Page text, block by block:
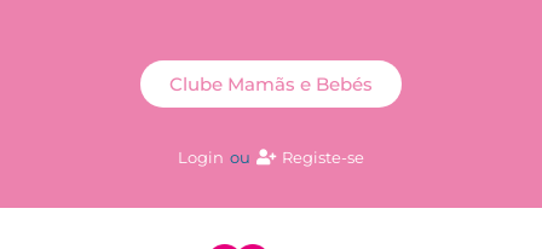
Login ou Registe-se
Clube Mamãs e Bebés